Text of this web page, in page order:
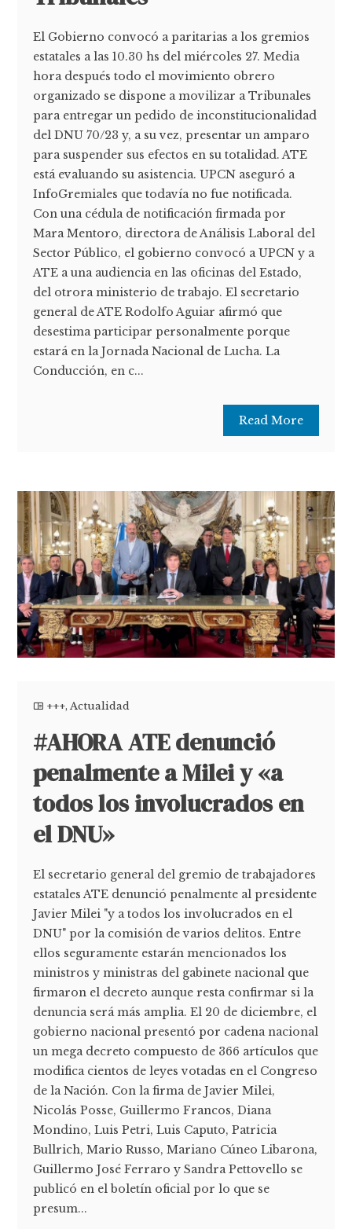
El Gobierno convocó a paritarias a los gremios
estatales a las 10.30 hs del miércoles 27. Media
hora después todo el movimiento obrero
organizado se dispone a movilizar a Tribunales
para entregar un pedido de inconstitucionalidad
del DNU 70/23 y, a su vez, presentar un amparo
para suspender sus efectos en su totalidad. ATE
está evaluando su asistencia. UPCN aseguró a
InfoGremiales que todavía no fue notificada.
Con una cédula de notificación firmada por
Mara Mentoro, directora de Análisis Laboral del
Sector Público, el gobierno convocó a UPCN y a
ATE a una audiencia en las oficinas del Estado,
del otrora ministerio de trabajo. El secretario
general de ATE Rodolfo Aguiar afirmó que
desestima participar personalmente porque
estará en la Jornada Nacional de Lucha. La
Conducción, en c...
Read More
+++,Actualidad
#AHORA ATE denunció
penalmente a Milei y «a
todos los involucrados en
el DNU»
El secretario general del gremio de trabajadores
estatales ATE denunció penalmente al presidente
Javier Milei "y a todos los involucrados en el
DNU" por la comisión de varios delitos. Entre
ellos seguramente estarán mencionados los
ministros y ministras del gabinete nacional que
firmaron el decreto aunque resta confirmar si la
denuncia será más amplia. El 20 de diciembre, el
gobierno nacional presentó por cadena nacional
un mega decreto compuesto de 366 artículos que
modifica cientos de leyes votadas en el Congreso
de la Nación. Con la firma de Javier Milei,
Nicolás Posse, Guillermo Francos, Diana
Mondino, Luis Petri, Luis Caputo, Patricia
Bullrich, Mario Russo, Mariano Cúneo Libarona,
Guillermo José Ferraro y Sandra Pettovello se
publicó en el boletín oficial por lo que se
presum...